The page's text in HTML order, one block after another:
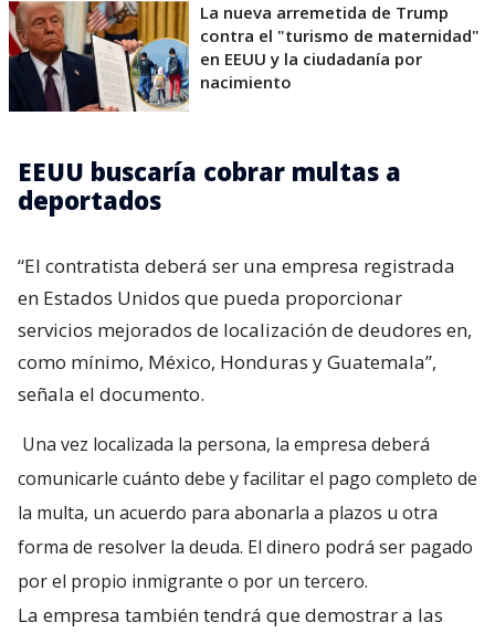
La nueva arremetida de Trump
contra el "turismo de maternidad"
en EEUU y la ciudadanía por
nacimiento
EEUU buscaría cobrar multas a
deportados
“El contratista deberá ser una empresa registrada
en Estados Unidos que pueda proporcionar
servicios mejorados de localización de deudores en,
como mínimo, México, Honduras y Guatemala”,
señala el documento.
Una vez localizada la persona, la empresa deberá
comunicarle cuánto debe y facilitar el pago completo de
la multa, un acuerdo para abonarla a plazos u otra
forma de resolver la deuda. El dinero podrá ser pagado
por el propio inmigrante o por un tercero.
La empresa también tendrá que demostrar a las